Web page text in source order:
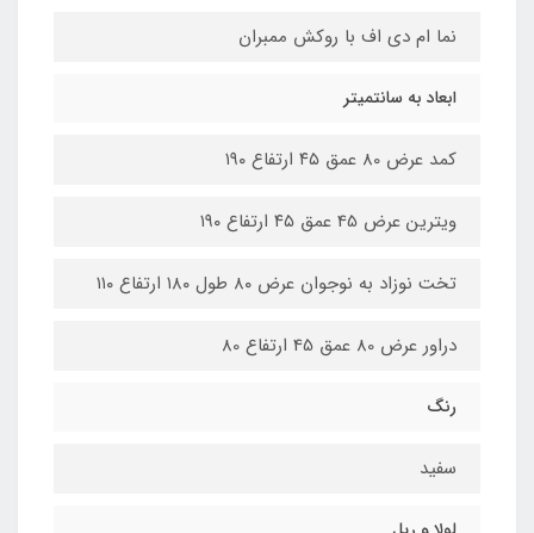
نما ام دی اف با روکش ممبران
ابعاد به سانتمیتر
کمد عرض 80 عمق ۴۵ ارتفاع ۱۹۰
ویترین عرض 45 عمق ۴۵ ارتفاع ۱۹۰
تخت نوزاد به نوجوان عرض ۸۰ طول ۱۸۰ ارتفاع ۱۱۰
دراور عرض 80 عمق 45 ارتفاع 80
رنگ
سفید